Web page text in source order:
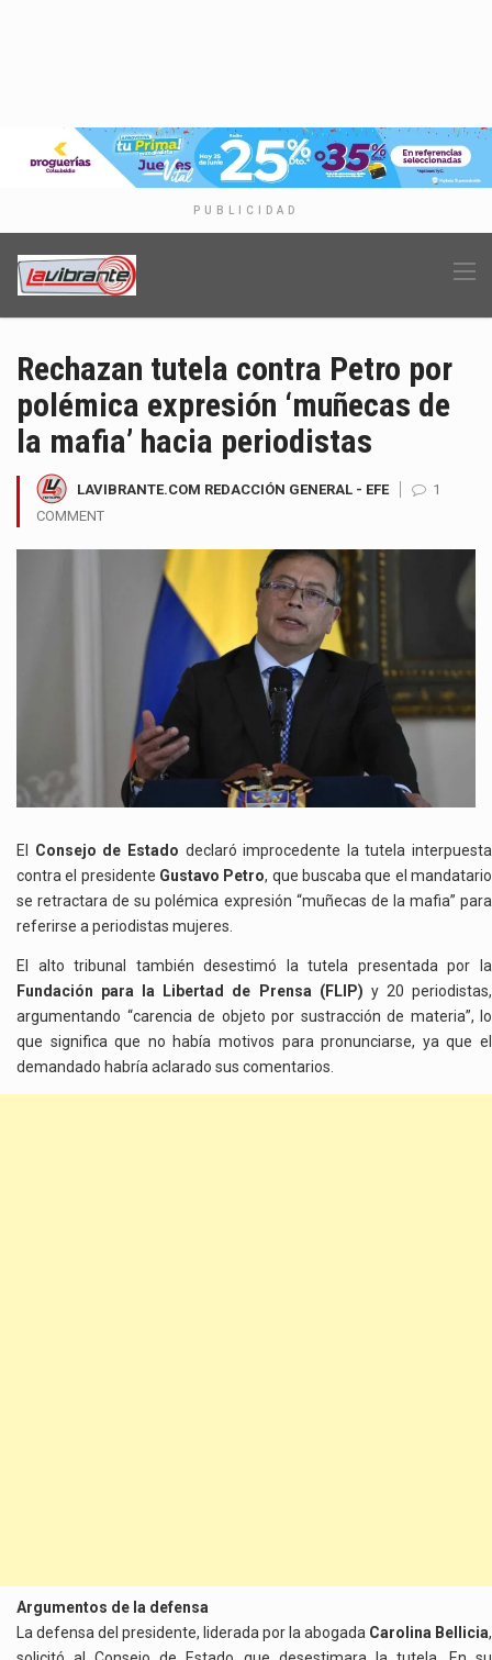
PUBLICIDAD
Rechazan tutela contra Petro por
polémica expresión ‘muñecas de
la mafia’ hacia periodistas
LAVIBRANTE.COM REDACCIÓN GENERAL - EFE
1
COMMENT
El Consejo de Estado declaró improcedente la tutela interpuesta
contra el presidente Gustavo Petro, que buscaba que el mandatario
se retractara de su polémica expresión “muñecas de la mafia” para
referirse a periodistas mujeres.
El alto tribunal también desestimó la tutela presentada por la
Fundación para la Libertad de Prensa (FLIP) y 20 periodistas,
argumentando “carencia de objeto por sustracción de materia”, lo
que significa que no había motivos para pronunciarse, ya que el
demandado habría aclarado sus comentarios.
Argumentos de la defensa
La defensa del presidente, liderada por la abogada Carolina Bellicia,